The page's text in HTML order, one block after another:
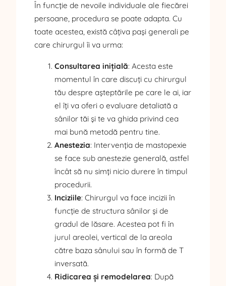
În funcție de nevoile individuale ale fiecărei
persoane, procedura se poate adapta. Cu
toate acestea, există câțiva pași generali pe
care chirurgul îi va urma:
Consultarea inițială: Acesta este
momentul în care discuți cu chirurgul
tău despre așteptările pe care le ai, iar
el îți va oferi o evaluare detaliată a
sânilor tăi și te va ghida privind cea
mai bună metodă pentru tine.
Anestezia: Intervenția de mastopexie
se face sub anestezie generală, astfel
încât să nu simți nicio durere în timpul
procedurii.
Inciziile: Chirurgul va face incizii în
funcție de structura sânilor și de
gradul de lăsare. Acestea pot fi în
jurul areolei, vertical de la areola
către baza sânului sau în formă de T
inversată.
Ridicarea și remodelarea: După